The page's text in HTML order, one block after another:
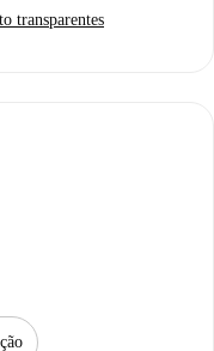
transparentes